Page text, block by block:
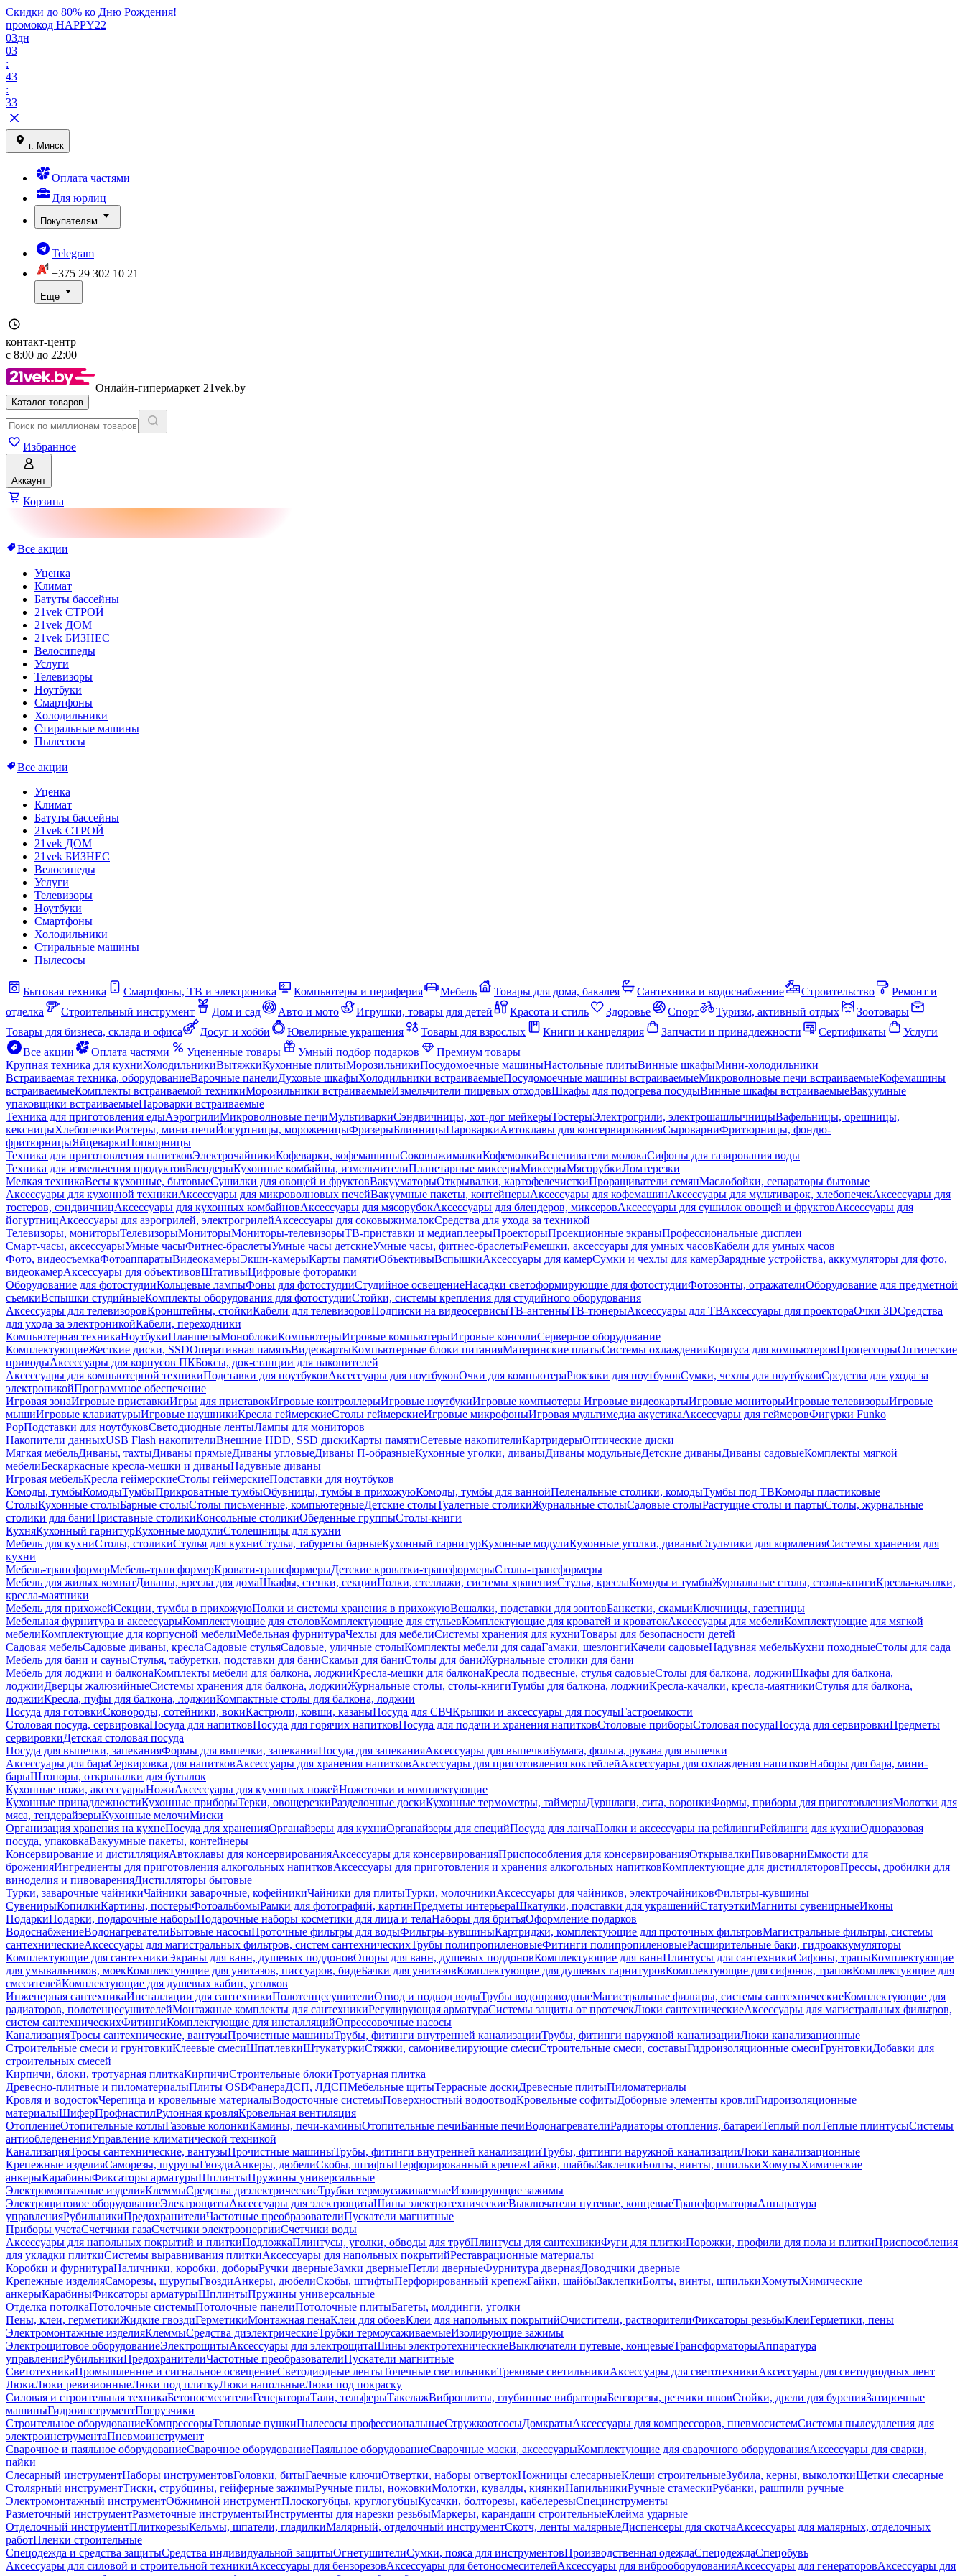
Скидки до 80% ко Дню Рождения!
промокод HAPPY22
03дн
03
:
43
:
33
г. Минск
Оплата частями
Для юрлиц
Покупателям
Telegram
+375 29 302 10 21
Еще
контакт-центр
с 8:00 до 22:00
Онлайн-гипермаркет 21vek.by
Каталог товаров
Избранное
Аккаунт
Корзина
Все акции
Уценка
Климат
Батуты бассейны
21vek СТРОЙ
21vek ДОМ
21vek БИЗНЕС
Велосипеды
Услуги
Телевизоры
Ноутбуки
Смартфоны
Холодильники
Стиральные машины
Пылесосы
Все акции
Уценка
Климат
Батуты бассейны
21vek СТРОЙ
21vek ДОМ
21vek БИЗНЕС
Велосипеды
Услуги
Телевизоры
Ноутбуки
Смартфоны
Холодильники
Стиральные машины
Пылесосы
Бытовая техника Смартфоны, ТВ и электроника Компьютеры и периферия Мебель Товары для дома, бакалея Сантехника и водоснабжение Строительство
Ремонт и
отделка
Строительный инструмент Дом и сад Авто и мото Игрушки, товары для детей Красота и стиль Здоровье Спорт Туризм, активный отдых
Зоотовары
Товары для бизнеса, склада и офиса
Досуг и хобби Ювелирные украшения Товары для взрослых Книги и канцелярия Запчасти и принадлежности Сертификаты
Услуги
Все акции
Оплата частями Уцененные товары Умный подбор подарков
Премиум товары
Крупная техника для кухниХолодильникиВытяжкиКухонные плитыМорозильникиПосудомоечные машиныНастольные плитыВинные шкафыМини-холодильники
Встраиваемая техника, оборудованиеВарочные панелиДуховые шкафыХолодильники встраиваемыеПосудомоечные машины встраиваемыеМикроволновые печи встраиваемыеКофемашины
встраиваемыеКомплекты встраиваемой техникиМорозильники встраиваемыеИзмельчители пищевых отходовШкафы для подогрева посудыВинные шкафы встраиваемыеВакуумные
упаковщики встраиваемыеПароварки встраиваемые
Техника для приготовления едыАэрогрилиМикроволновые печиМультиваркиСэндвичницы, хот-дог мейкерыТостерыЭлектрогрили, электрошашлычницыВафельницы, орешницы,
кексницыХлебопечкиРостеры, мини-печиЙогуртницы, мороженицыФризерыБлинницыПароваркиАвтоклавы для консервированияСыроварниФритюрницы, фондю-
фритюрницыЯйцеваркиПопкорницы
Техника для приготовления напитковЭлектрочайникиКофеварки, кофемашиныСоковыжималкиКофемолкиВспениватели молокаСифоны для газирования воды
Техника для измельчения продуктовБлендерыКухонные комбайны, измельчителиПланетарные миксерыМиксерыМясорубкиЛомтерезки
Мелкая техникаВесы кухонные, бытовыеСушилки для овощей и фруктовВакууматорыОткрывалки, картофелечисткиПроращиватели семянМаслобойки, сепараторы бытовые
Аксессуары для кухонной техникиАксессуары для микроволновых печейВакуумные пакеты, контейнерыАксессуары для кофемашинАксессуары для мультиварок, хлебопечекАксессуары для
тостеров, сэндвичницАксессуары для кухонных комбайновАксессуары для мясорубокАксессуары для блендеров, миксеровАксессуары для сушилок овощей и фруктовАксессуары для
йогуртницАксессуары для аэрогрилей, электрогрилейАксессуары для соковыжималокСредства для ухода за техникой
Телевизоры, мониторыТелевизорыМониторыМониторы-телевизорыТВ-приставки и медиаплеерыПроекторыПроекционные экраныПрофессиональные дисплеи
Смарт-часы, аксессуарыУмные часыФитнес-браслетыУмные часы детскиеУмные часы, фитнес-браслетыРемешки, аксессуары для умных часовКабели для умных часов
Фото, видеосъемкаФотоаппаратыВидеокамерыЭкшн-камерыКарты памятиОбъективыВспышкиАксессуары для камерСумки и чехлы для камерЗарядные устройства, аккумуляторы для фото,
видеокамерАксессуары для объективовШтативыЦифровые фоторамки
Оборудование для фотостудииКольцевые лампыФоны для фотостудииСтудийное освещениеНасадки светоформирующие для фотостудииФотозонты, отражателиОборудование для предметной
съемкиВспышки студийныеКомплекты оборудования для фотостудииСтойки, системы крепления для студийного оборудования
Аксессуары для телевизоровКронштейны, стойкиКабели для телевизоровПодписки на видеосервисыТВ-антенныТВ-тюнерыАксессуары для ТВАксессуары для проектораОчки 3DСредства
для ухода за электроникойКабели, переходники
Компьютерная техникаНоутбукиПланшетыМоноблокиКомпьютерыИгровые компьютерыИгровые консолиСерверное оборудование
КомплектующиеЖесткие диски, SSDОперативная памятьВидеокартыКомпьютерные блоки питанияМатеринские платыСистемы охлажденияКорпуса для компьютеровПроцессорыОптические
приводыАксессуары для корпусов ПКБоксы, док-станции для накопителей
Аксессуары для компьютерной техникиПодставки для ноутбуковАксессуары для ноутбуковОчки для компьютераРюкзаки для ноутбуковСумки, чехлы для ноутбуковСредства для ухода за
электроникойПрограммное обеспечение
Игровая зонаИгровые приставкиИгры для приставокИгровые контроллерыИгровые ноутбукиИгровые компьютеры Игровые видеокартыИгровые мониторыИгровые телевизорыИгровые
мышиИгровые клавиатурыИгровые наушникиКресла геймерскиеСтолы геймерскиеИгровые микрофоныИгровая мультимедиа акустикаАксессуары для геймеровФигурки Funko
PopПодставки для ноутбуковСветодиодные лентыЛампы для мониторов
Накопители данныхUSB Flash накопителиВнешние HDD, SSD дискиКарты памятиСетевые накопителиКартридерыОптические диски
Мягкая мебельДиваны, тахтыДиваны прямыеДиваны угловыеДиваны П-образныеКухонные уголки, диваныДиваны модульныеДетские диваныДиваны садовыеКомплекты мягкой
мебелиБескаркасные кресла-мешки и диваныНадувные диваны
Игровая мебельКресла геймерскиеСтолы геймерскиеПодставки для ноутбуков
Комоды, тумбыКомодыТумбыПрикроватные тумбыОбувницы, тумбы в прихожуюКомоды, тумбы для ваннойПеленальные столики, комодыТумбы под ТВКомоды пластиковые
СтолыКухонные столыБарные столыСтолы письменные, компьютерныеДетские столыТуалетные столикиЖурнальные столыСадовые столыРастущие столы и партыСтолы, журнальные
столики для баниПриставные столикиКонсольные столикиОбеденные группыСтолы-книги
КухняКухонный гарнитурКухонные модулиСтолешницы для кухни
Мебель для кухниСтолы, столикиСтулья для кухниСтулья, табуреты барныеКухонный гарнитурКухонные модулиКухонные уголки, диваныСтульчики для кормленияСистемы хранения для
кухни
Мебель-трансформерМебель-трансформерКровати-трансформерыДетские кроватки-трансформерыСтолы-трансформеры
Мебель для жилых комнатДиваны, кресла для домаШкафы, стенки, секцииПолки, стеллажи, системы храненияСтулья, креслаКомоды и тумбыЖурнальные столы, столы-книгиКресла-качалки,
кресла-маятники
Мебель для прихожейСекции, тумбы в прихожуюПолки и системы хранения в прихожуюВешалки, подставки для зонтовБанкетки, скамьиКлючницы, газетницы
Мебельная фурнитура и аксессуарыКомплектующие для столовКомплектующие для стульевКомплектующие для кроватей и кроватокАксессуары для мебелиКомплектующие для мягкой
мебелиКомплектующие для корпусной мебелиМебельная фурнитураЧехлы для мебелиСистемы хранения для кухниТовары для безопасности детей
Садовая мебельСадовые диваны, креслаСадовые стульяСадовые, уличные столыКомплекты мебели для садаГамаки, шезлонгиКачели садовыеНадувная мебельКухни походныеСтолы для сада
Мебель для бани и сауныСтулья, табуретки, подставки для баниСкамьи для баниСтолы для баниЖурнальные столики для бани
Мебель для лоджии и балконаКомплекты мебели для балкона, лоджииКресла-мешки для балконаКресла подвесные, стулья садовыеСтолы для балкона, лоджииШкафы для балкона,
лоджииДверцы жалюзийныеСистемы хранения для балкона, лоджииЖурнальные столы, столы-книгиТумбы для балкона, лоджииКресла-качалки, кресла-маятникиСтулья для балкона,
лоджииКресла, пуфы для балкона, лоджииКомпактные столы для балкона, лоджии
Посуда для готовкиСковороды, сотейники, вокиКастрюли, ковши, казаныПосуда для СВЧКрышки и аксессуары для посудыГастроемкости
Столовая посуда, сервировкаПосуда для напитковПосуда для горячих напитковПосуда для подачи и хранения напитковСтоловые приборыСтоловая посудаПосуда для сервировкиПредметы
сервировкиДетская столовая посуда
Посуда для выпечки, запеканияФормы для выпечки, запеканияПосуда для запеканияАксессуары для выпечкиБумага, фольга, рукава для выпечки
Аксессуары для бараСервировка для напитковАксессуары для хранения напитковАксессуары для приготовления коктейлейАксессуары для охлаждения напитковНаборы для бара, мини-
барыШтопоры, открывалки для бутылок
Кухонные ножи, аксессуарыНожиАксессуары для кухонных ножейНожеточки и комплектующие
Кухонные принадлежностиКухонные приборыТерки, овощерезкиРазделочные доскиКухонные термометры, таймерыДуршлаги, сита, воронкиФормы, приборы для приготовленияМолотки для
мяса, тендерайзерыКухонные мелочиМиски
Организация хранения на кухнеПосуда для храненияОрганайзеры для кухниОрганайзеры для специйПосуда для ланчаПолки и аксессуары на рейлингиРейлинги для кухниОдноразовая
посуда, упаковкаВакуумные пакеты, контейнеры
Консервирование и дистилляцияАвтоклавы для консервированияАксессуары для консервированияПриспособления для консервированияОткрывалкиПивоварниЕмкости для
броженияИнгредиенты для приготовления алкогольных напитковАксессуары для приготовления и хранения алкогольных напитковКомплектующие для дистилляторовПрессы, дробилки для
виноделия и пивоваренияДистилляторы бытовые
Турки, заварочные чайникиЧайники заварочные, кофейникиЧайники для плитыТурки, молочникиАксессуары для чайников, электрочайниковФильтры-кувшины
СувенирыКопилкиКартины, постерыФотоальбомыРамки для фотографий, картинПредметы интерьераШкатулки, подставки для украшенийСтатуэткиМагниты сувенирныеИконы
ПодаркиПодарки, подарочные наборыПодарочные наборы косметики для лица и телаНаборы для бритьяОформление подарков
ВодоснабжениеВодонагревателиБытовые насосыПроточные фильтры для водыФильтры-кувшиныКартриджи, комплектующие для проточных фильтровМагистральные фильтры, системы
сантехническиеАксессуары для магистральных фильтров, систем сантехническихТрубы полипропиленовыеФитинги полипропиленовыеРасширительные баки, гидроаккумуляторы
Комплектующие для сантехникиЭкраны для ванн, душевых поддоновОпоры для ванн, душевых поддоновКомплектующие для ваннПлинтусы для сантехникиСифоны, трапыКомплектующие
для умывальников, моекКомплектующие для унитазов, писсуаров, бидеБачки для унитазовКомплектующие для душевых гарнитуровКомплектующие для сифонов, траповКомплектующие для
смесителейКомплектующие для душевых кабин, уголков
Инженерная сантехникаИнсталляции для сантехникиПолотенцесушителиОтвод и подвод водыТрубы водопроводныеМагистральные фильтры, системы сантехническиеКомплектующие для
радиаторов, полотенцесушителейМонтажные комплекты для сантехникиРегулирующая арматураСистемы защиты от протечекЛюки сантехническиеАксессуары для магистральных фильтров,
систем сантехническихФитингиКомплектующие для инсталляцийОпрессовочные насосы
КанализацияТросы сантехнические, вантузыПрочистные машиныТрубы, фитинги внутренней канализацииТрубы, фитинги наружной канализацииЛюки канализационные
Строительные смеси и грунтовкиКлеевые смесиШпатлевкиШтукатуркиСтяжки, самонивелирующие смесиСтроительные смеси, составыГидроизоляционные смесиГрунтовкиДобавки для
строительных смесей
Кирпичи, блоки, тротуарная плиткаКирпичиСтроительные блокиТротуарная плитка
Древесно-плитные и пиломатериалыПлиты OSBФанераДСП, ЛДСПМебельные щитыТеррасные доскиДревесные плитыПиломатериалы
Кровля и водостокЧерепица и кровельные материалыВодосточные системыПоверхностный водоотводКровельные софитыДоборные элементы кровлиГидроизоляционные
материалыШиферПрофнастилРулонная кровляКровельная вентиляция
ОтоплениеОтопительные котлыГазовые колонкиКамины, печи-каминыОтопительные печиБанные печиВодонагревателиРадиаторы отопления, батареиТеплый полТеплые плинтусыСистемы
антиобледененияУправление климатической техникой
КанализацияТросы сантехнические, вантузыПрочистные машиныТрубы, фитинги внутренней канализацииТрубы, фитинги наружной канализацииЛюки канализационные
Крепежные изделияСаморезы, шурупыГвоздиАнкеры, дюбелиСкобы, штифтыПерфорированный крепежГайки, шайбыЗаклепкиБолты, винты, шпилькиХомутыХимические
анкерыКарабиныФиксаторы арматурыШплинтыПружины универсальные
Электромонтажные изделияКлеммыСредства диэлектрическиеТрубки термоусаживаемыеИзолирующие зажимы
Электрощитовое оборудованиеЭлектрощитыАксессуары для электрощитаШины электротехническиеВыключатели путевые, концевыеТрансформаторыАппаратура
управленияРубильникиПредохранителиЧастотные преобразователиПускатели магнитные
Приборы учетаСчетчики газаСчетчики электроэнергииСчетчики воды
Аксессуары для напольных покрытий и плиткиПодложкаПлинтусы, уголки, обводы для трубПлинтусы для сантехникиФуги для плиткиПорожки, профили для пола и плиткиПриспособления
для укладки плиткиСистемы выравнивания плиткиАксессуары для напольных покрытийРеставрационные материалы
Коробки и фурнитураНаличники, коробки, доборыРучки дверныеЗамки дверныеПетли дверныеФурнитура двернаяДоводчики дверные
Крепежные изделияСаморезы, шурупыГвоздиАнкеры, дюбелиСкобы, штифтыПерфорированный крепежГайки, шайбыЗаклепкиБолты, винты, шпилькиХомутыХимические
анкерыКарабиныФиксаторы арматурыШплинтыПружины универсальные
Отделка потолкаПотолочные системыПотолочные панелиПотолочные плитыБагеты, молдинги, уголки
Пены, клеи, герметикиЖидкие гвоздиГерметикиМонтажная пенаКлеи для обоевКлеи для напольных покрытийОчистители, растворителиФиксаторы резьбыКлеиГерметики, пены
Электромонтажные изделияКлеммыСредства диэлектрическиеТрубки термоусаживаемыеИзолирующие зажимы
Электрощитовое оборудованиеЭлектрощитыАксессуары для электрощитаШины электротехническиеВыключатели путевые, концевыеТрансформаторыАппаратура
управленияРубильникиПредохранителиЧастотные преобразователиПускатели магнитные
СветотехникаПромышленное и сигнальное освещениеСветодиодные лентыТочечные светильникиТрековые светильникиАксессуары для светотехникиАксессуары для светодиодных лент
ЛюкиЛюки ревизионныеЛюки под плиткуЛюки напольныеЛюки под покраску
Силовая и строительная техникаБетоносмесителиГенераторыТали, тельферыТакелажВиброплиты, глубинные вибраторыБензорезы, резчики швовСтойки, дрели для буренияЗатирочные
машиныГидроинструментПогрузчики
Строительное оборудованиеКомпрессорыТепловые пушкиПылесосы профессиональныеСтружкоотсосыДомкратыАксессуары для компрессоров, пневмосистемСистемы пылеудаления для
электроинструментаПневмоинструмент
Сварочное и паяльное оборудованиеСварочное оборудованиеПаяльное оборудованиеСварочные маски, аксессуарыКомплектующие для сварочного оборудованияАксессуары для сварки,
пайки
Слесарный инструментНаборы инструментовГоловки, битыГаечные ключиОтвертки, наборы отвертокНожницы слесарныеКлещи строительныеЗубила, керны, выколоткиЩетки слесарные
Столярный инструментТиски, струбцины, гейферные зажимыРучные пилы, ножовкиМолотки, кувалды, киянкиНапильникиРучные стамескиРубанки, рашпили ручные
Электромонтажный инструментОбжимной инструментПлоскогубцы, круглогубцыКусачки, болторезы, кабелерезыСпецинструменты
Разметочный инструментРазметочные инструментыИнструменты для нарезки резьбыМаркеры, карандаши строительныеКлейма ударные
Отделочный инструментПлиткорезыКельмы, шпатели, гладилкиМалярный, отделочный инструментСкотч, ленты малярныеДиспенсеры для скотчаАксессуары для малярных, отделочных
работПленки строительные
Спецодежда и средства защитыСредства индивидуальной защитыОгнетушителиСумки, пояса для инструментовПроизводственная одеждаСпецодеждаСпецобувь
Аксессуары для силовой и строительной техникиАксессуары для бензорезовАксессуары для бетоносмесителейАксессуары для виброоборудованияАксессуары для генераторовАксессуары для